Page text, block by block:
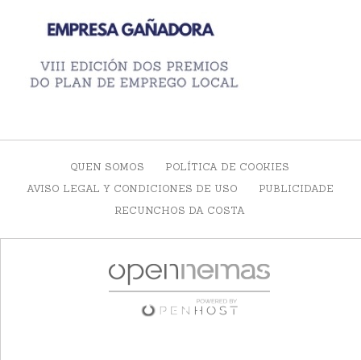
QUEN SOMOS
POLÍTICA DE COOKIES
AVISO LEGAL Y CONDICIONES DE USO
PUBLICIDADE
RECUNCHOS DA COSTA